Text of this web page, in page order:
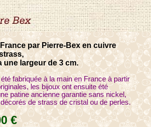
par Pierre-Bex en cuivre
une largeur de 3 cm.
fabriquée à la main en France à partir
les bijoux ont ensuite été
patine ancienne garantie sans nickel,
de strass de cristal ou de perles.
€